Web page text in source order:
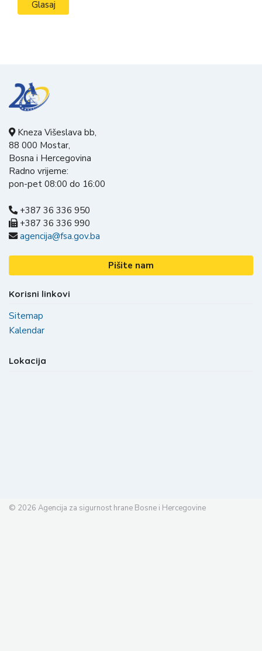
Kneza Višeslava bb,
88 000 Mostar,
Bosna i Hercegovina
Radno vrijeme:
pon-pet 08:00 do 16:00
+387 36 336 950
+387 36 336 990
agencija@fsa.gov.ba
Pišite nam
Korisni linkovi
Sitemap
Kalendar
Lokacija
© 2026 Agencija za sigurnost hrane Bosne i Hercegovine